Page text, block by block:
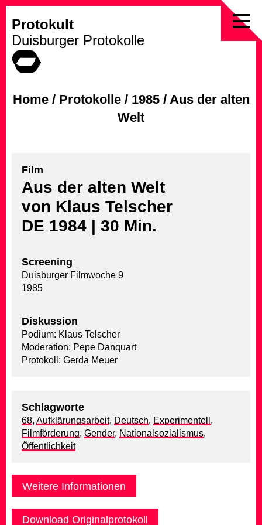
to
Protokult
Duisburger Protokolle
Home/ Protokolle/ 1985/ Aus der alten
Welt
Film
Aus der alten Welt
von Klaus Telscher
DE 1984 | 30 Min.
Screening
Duisburger Filmwoche 9
1985
Diskussion
Podium: Klaus Telscher
Moderation: Pepe Danquart
Protokoll: Gerda Meuer
Schlagworte
68, Aufklärungsarbeit, Deutsch, Experimentell ,
Filmförderung, Gender, Nationalsozialismus,
Öffentlichkeit
Weitere Informationen
Download Originalprotokoll